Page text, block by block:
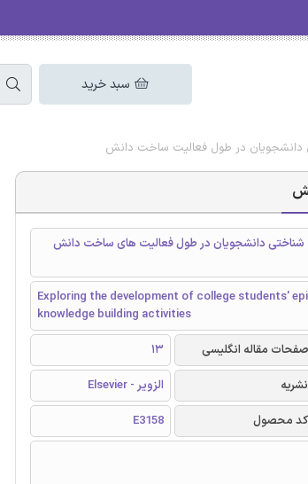
سبد خرید
دانشجویان در طول فعالیت ساخت دانش
شناختی دانشجویان در طول فعالیت های ساخت دانش
Exploring the development of college students'
knowledge building activities
صفحات مقاله انگلیسی
13
نشریه
الزویر - Elsevier
کد محصول
E3158